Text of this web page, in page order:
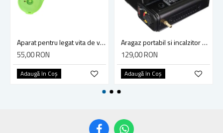
Aparat pentru legat vita de vie, legume si pomi fructiferi, Micul Fermier GF-0200, arc si lama de rezerva
55,00 RON
Adaugă în Coş
Aragaz portabil si incalzitor Micul Fermier, GF-0630, 2 in 1, 1.3 KW negru
129,00 RON
Adaugă în Coş